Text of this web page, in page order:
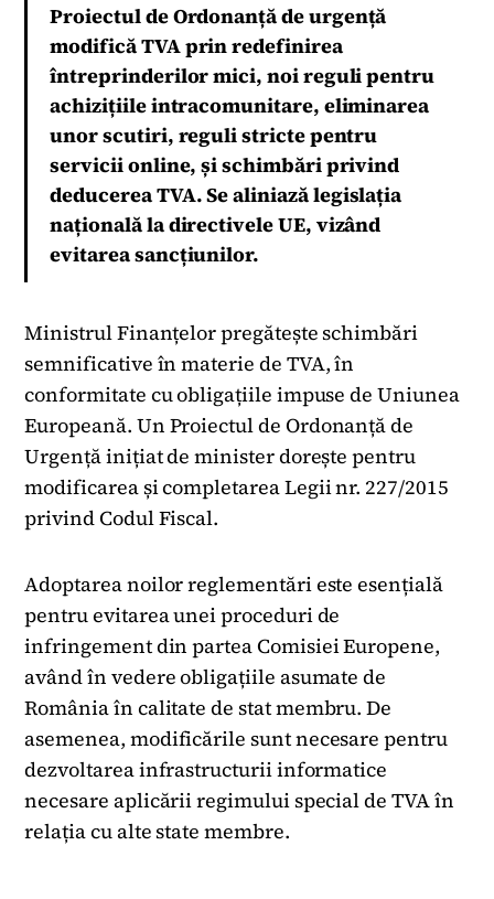
Proiectul de Ordonanță de urgență
modifică TVA prin redefinirea
întreprinderilor mici, noi reguli pentru
achizițiile intracomunitare, eliminarea
unor scutiri, reguli stricte pentru
servicii online, și schimbări privind
deducerea TVA. Se aliniază legislația
națională la directivele UE, vizând
evitarea sancțiunilor.
Ministrul Finanțelor pregătește schimbări
semnificative în materie de TVA, în
conformitate cu obligațiile impuse de Uniunea
Europeană. Un Proiectul de Ordonanță de
Urgență inițiat de minister dorește pentru
modificarea și completarea Legii nr. 227/2015
privind Codul Fiscal.
Adoptarea noilor reglementări este esențială
pentru evitarea unei proceduri de
infringement din partea Comisiei Europene,
având în vedere obligațiile asumate de
România în calitate de stat membru. De
asemenea, modificările sunt necesare pentru
dezvoltarea infrastructurii informatice
necesare aplicării regimului special de TVA în
relația cu alte state membre.